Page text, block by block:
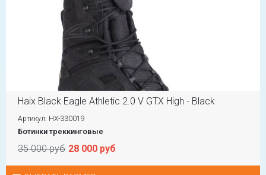
Haix Black Eagle Athletic 2.0 V GTX High - Black
Артикул: HX-330019
Ботинки треккинговые
35 000 руб 28 000 руб